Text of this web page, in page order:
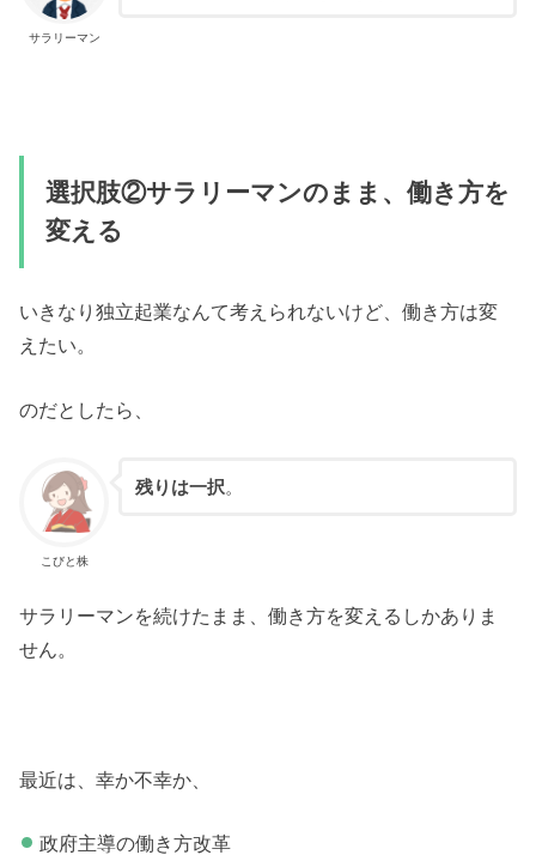
サラリーマン
選択肢②サラリーマンのまま、働き方を
変える
いきなり独立起業なんて考えられないけど、働き方は変
えたい。
のだとしたら、
こびと株
残りは一択。
サラリーマンを続けたまま、働き方を変えるしかありま
せん。
最近は、幸か不幸か、
政府主導の働き方改革